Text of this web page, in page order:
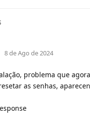
8 de Ago de 2024
problema que
as senhas,